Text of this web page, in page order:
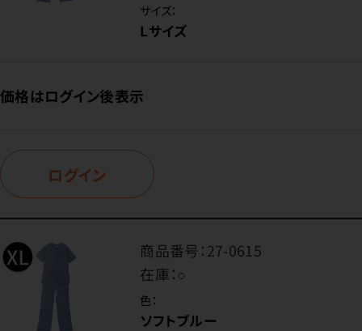
サイズ：
Lサイズ
価格はログイン後表示
ログイン
商品番号：27-0615
在庫：○
色：
ソフトブルー